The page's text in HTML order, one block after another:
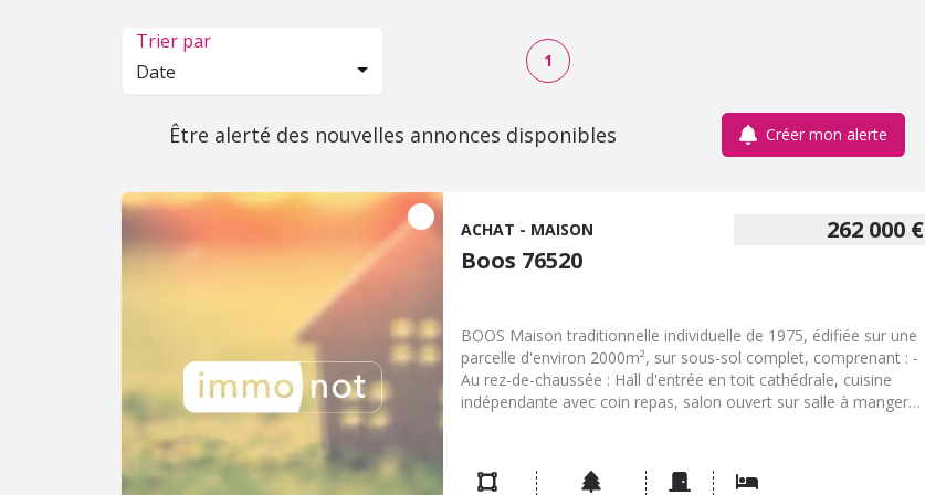
Trier par
Date
1
Être alerté des nouvelles annonces disponibles Créer mon alerte
262 000 €
ACHAT - MAISON
Boos 76520
BOOS Maison traditionnelle individuelle de 1975, édifiée sur une
parcelle d'environ 2000m², sur sous-sol complet, comprenant : -
Au rez-de-chaussée : Hall d'entrée en toit cathédrale, cuisine
indépendante avec coin repas, salon ouvert sur salle à manger
indépendant. - A l'étage : Vaste palier desservant une grande salle
de bain (avec douche, baignoire et placards), un couloir